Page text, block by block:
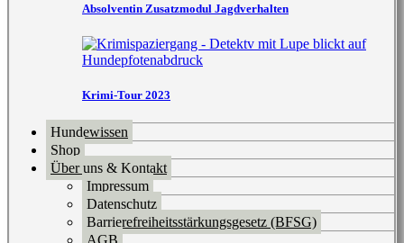
Absolventin Zusatzmodul Jagdverhalten
Krimi-Tour 2023
Hundewissen
Shop
Über uns & Kontakt
Impressum
Datenschutz
Barrierefreiheitsstärkungsgesetz (BFSG)